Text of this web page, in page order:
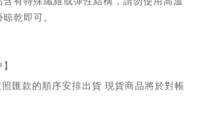
乾即可。
匯款的順序安排出貨 現貨商品將於對帳